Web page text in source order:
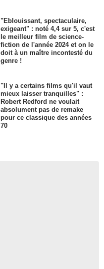
"Eblouissant, spectaculaire,
exigeant" : noté 4,4 sur 5, c'est
le meilleur film de science-
fiction de l'année 2024 et on le
doit à un maître incontesté du
genre !
"Il y a certains films qu'il vaut
mieux laisser tranquilles" :
Robert Redford ne voulait
absolument pas de remake
pour ce classique des années
70